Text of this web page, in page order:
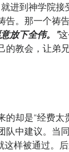
进到神学院接
告。那一个祷
放下全伟。”
的教会，让弟
却是“经费太
队中建议。当
样被通过。